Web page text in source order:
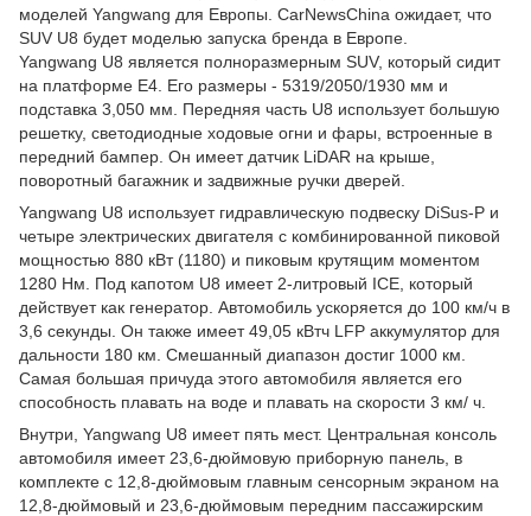
моделей Yangwang для Европы. CarNewsChina ожидает, что
SUV U8 будет моделью запуска бренда в Европе.
Yangwang U8 является полноразмерным SUV, который сидит
на платформе E4. Его размеры - 5319/2050/1930 мм и
подставка 3,050 мм. Передняя часть U8 использует большую
решетку, светодиодные ходовые огни и фары, встроенные в
передний бампер. Он имеет датчик LiDAR на крыше,
поворотный багажник и задвижные ручки дверей.
Yangwang U8 использует гидравлическую подвеску DiSus-P и
четыре электрических двигателя с комбинированной пиковой
мощностью 880 кВт (1180) и пиковым крутящим моментом
1280 Нм. Под капотом U8 имеет 2-литровый ICE, который
действует как генератор. Автомобиль ускоряется до 100 км/ч в
3,6 секунды. Он также имеет 49,05 кВтч LFP аккумулятор для
дальности 180 км. Смешанный диапазон достиг 1000 км.
Самая большая причуда этого автомобиля является его
способность плавать на воде и плавать на скорости 3 км/ ч.
Внутри, Yangwang U8 имеет пять мест. Центральная консоль
автомобиля имеет 23,6-дюймовую приборную панель, в
комплекте с 12,8-дюймовым главным сенсорным экраном на
12,8-дюймовый и 23,6-дюймовым передним пассажирским